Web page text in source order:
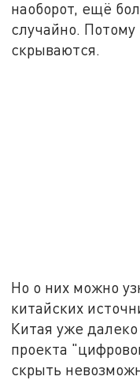
наоборот, ещё
случайно.
скрываются.
Но о них можно
китайских
Китая уже
проекта
скрыть